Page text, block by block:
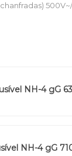
NH-4 gG
NH-4 gG